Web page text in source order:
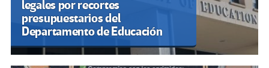
legales por recortes
presupuestarios del
Departamento de Educación